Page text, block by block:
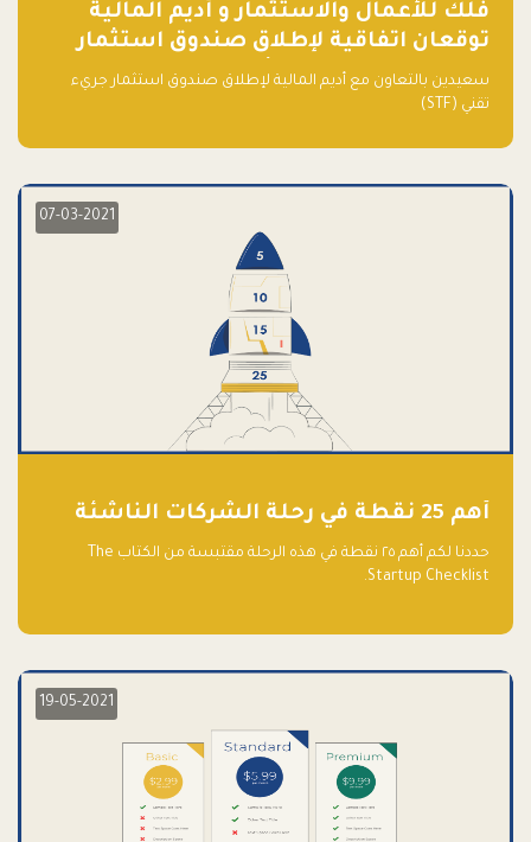
فلك للأعمال والاستثمار و أديم المالية
توقعان اتفاقية لإطلاق صندوق استثمار
جريء تقني (STF) - مشغل من قبل فـلك
سعيدين بالتعاون مع أديم المالية لإطلاق صندوق استثمار جريء
تقني (STF)
07-03-2021
أهم 25 نقطة في رحلة الشركات الناشئة
حددنا لكم أهم ٢٥ نقطة في هذه الرحلة مقتبسة من الكتاب The
Startup Checklist.
19-05-2021